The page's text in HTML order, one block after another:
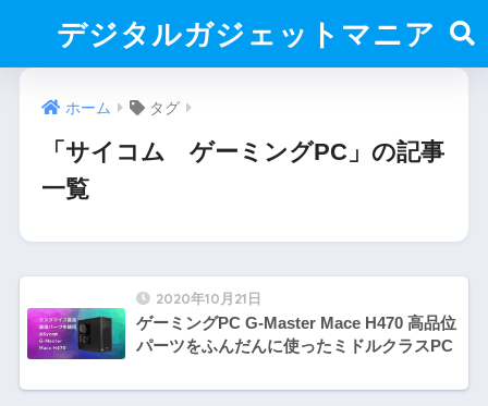
デジタルガジェットマニア
ホーム タグ
「サイコム ゲーミングPC」の記事
一覧
2020年10月21日
ゲーミングPC G-Master Mace H470 高品位
パーツをふんだんに使ったミドルクラスPC